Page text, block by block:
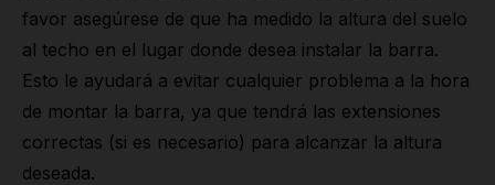
favor asegúrese de que ha medido la altura del suelo
al techo en el lugar donde desea instalar la barra.
Esto le ayudará a evitar cualquier problema a la hora
de montar la barra, ya que tendrá las extensiones
correctas (si es necesario) para alcanzar la altura
deseada.